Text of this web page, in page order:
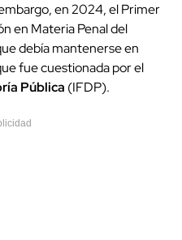
en 2024, el Primer
en Materia Penal del
debía mantenerse en
fue cuestionada por el
Pública (IFDP).